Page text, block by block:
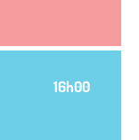
16h00